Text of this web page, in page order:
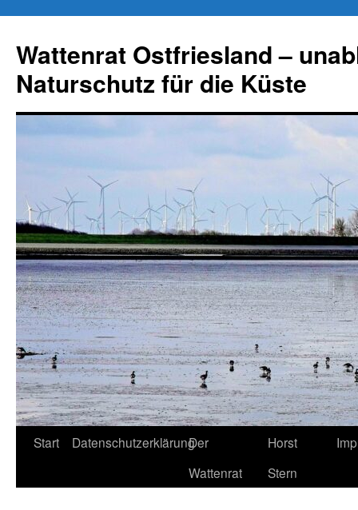
springen
Wattenrat Ostfriesland –
Naturschutz für die Küste
Start DatenschutzerklärungDer
Wattenrat
Horst
Stern